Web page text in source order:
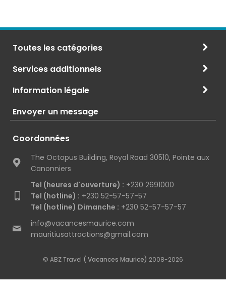
Toutes les catégories
Services additionnels
Information légale
Envoyer un message
Coordonnées
The Octopus Building, Royal Road 30510, Pointe aux
Canonniers
Tel (heures d'ouverture) : +230 2691000
Tel (hotline) : +230 52-57-57-57
Tel (hotline) Dimanche : +230 52-57-57-57
info@vacancesmaurice.com
mauritiusattractions@gmail.com
© ABZ Travel ( Vacances Maurice) 2008-2026